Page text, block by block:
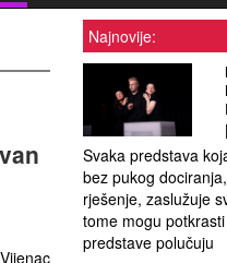
Najnovije:
Svaka predstava
bez pukog
rješenje, zaslužuje
tome mogu
predstave polučuju